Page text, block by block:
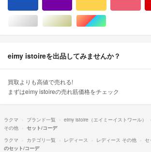
シルバー/銀色系ゴールド/金色系マルチカラー
eimy istoireを出品してみませんか？
買取よりも高値で売れる!
まずはeimy istoireの売れ筋価格をチェック
ラクマ ブランド一覧 eimy istoire（エイミーイストワール）
その他
セット/コーデ
ラクマ
カテゴリ一覧 レディース レディース その他 セ
のセット/コーデ